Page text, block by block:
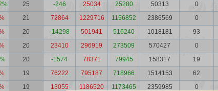
25 -246 25034 25280 50313 0
21 72864 1229716 1156852 2386569 0
20 -14298 501941 516240 1018181 93
20 23410 296919 273509 570427 0
20 -1574 78371 79945 158317 19
19 76222 795187 718966 1514153 62
19 13055 1186520 1173465 2359985 0